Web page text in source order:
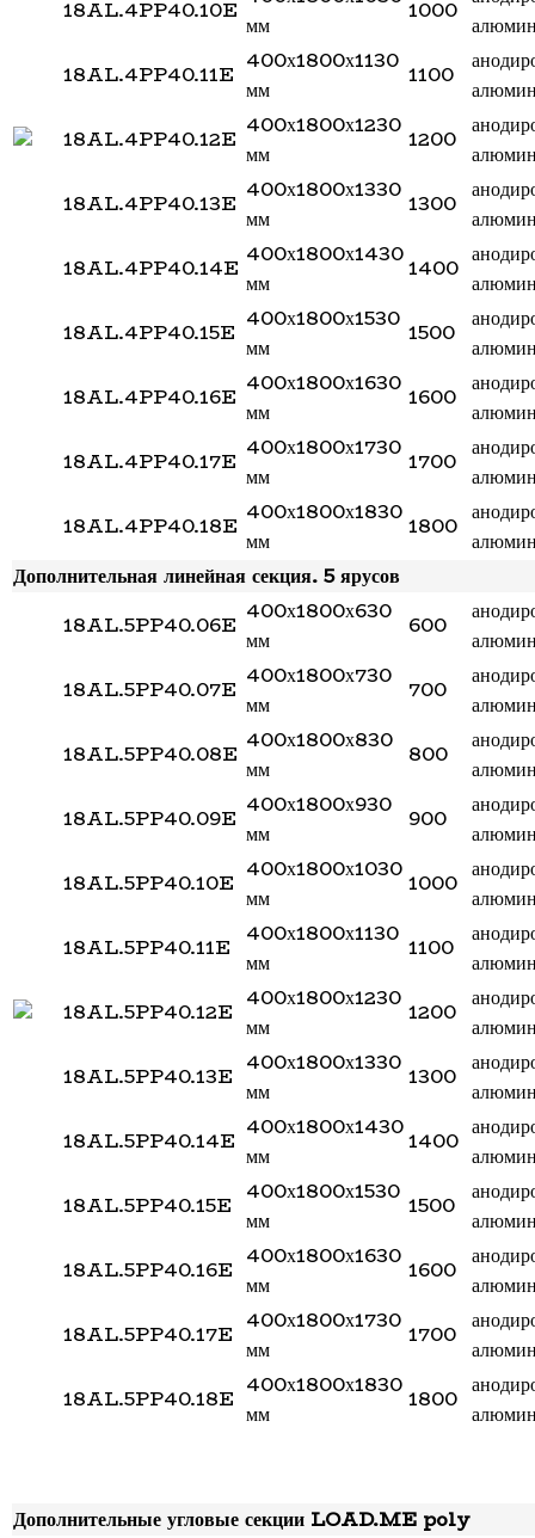
18AL.4PP40.10E
мм
1000
18AL.4PP40.11E 400х1800х1130
мм
1100
18AL.4PP40.12E 400х1800х1230
мм
1200
18AL.4PP40.13E 400х1800х1330
мм
1300
18AL.4PP40.14E 400х1800х1430
мм
1400
18AL.4PP40.15E 400х1800х1530
мм
1500
18AL.4PP40.16E 400х1800х1630
мм
1600
18AL.4PP40.17E 400х1800х1730
мм
1700
18AL.4PP40.18E 400х1800х1830
мм
1800
Дополнительная линейная секция. 5 ярусов
18AL.5PP40.06E 400х1800х630
мм
600
18AL.5PP40.07E 400х1800х730
мм
700
18AL.5PP40.08E 400х1800х830
мм
800
18AL.5PP40.09E 400х1800х930
мм
900
18AL.5PP40.10E 400х1800х1030
мм
1000
18AL.5PP40.11E 400х1800х1130
мм
1100
18AL.5PP40.12E 400х1800х1230
мм
1200
18AL.5PP40.13E 400х1800х1330
мм
1300
18AL.5PP40.14E 400х1800х1430
мм
1400
18AL.5PP40.15E 400х1800х1530
мм
1500
18AL.5PP40.16E 400х1800х1630
мм
1600
18AL.5PP40.17E 400х1800х1730
мм
1700
18AL.5PP40.18E 400х1800х1830
мм
1800
Дополнительные угловые секции LOAD.ME poly